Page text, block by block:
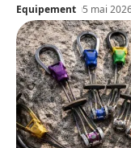
Equipement 5 mai